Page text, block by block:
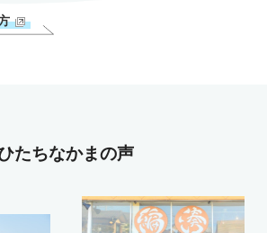
たちなかまの声